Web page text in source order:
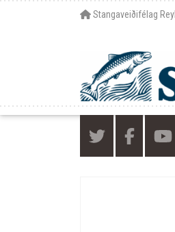
Stangaveiðifélag